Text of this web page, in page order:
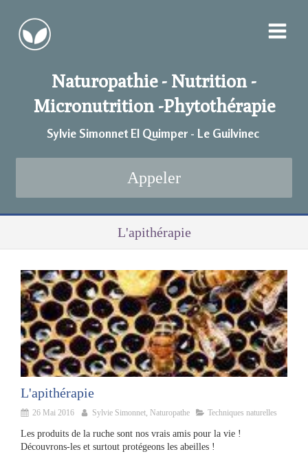
Naturopathie - Nutrition -
Micronutrition -Phytothérapie
Sylvie Simonnet EI Quimper - Le Guilvinec
Appeler
L'apithérapie
L'apithérapie
26 Mai 2016 Sylvie Simonnet, Naturopathe Techniques naturelles
Les produits de la ruche sont nos vrais amis pour la vie !
Découvrons-les et surtout protégeons les abeilles !